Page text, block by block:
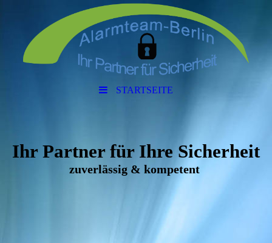
STARTSEITE
Ihr Partner für Ihre Sicherheit
zuverlässig & kompetent